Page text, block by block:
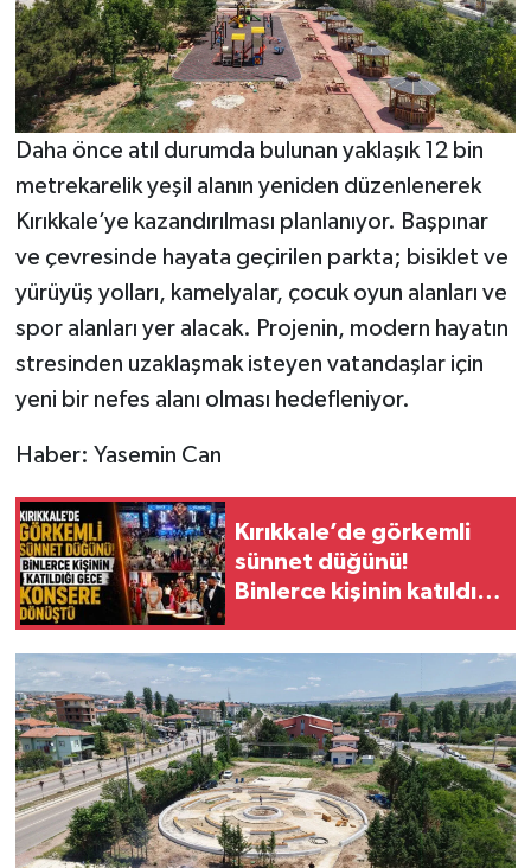
Daha önce atıl durumda bulunan yaklaşık 12 bin
metrekarelik yeşil alanın yeniden düzenlenerek
Kırıkkale’ye kazandırılması planlanıyor. Başpınar
ve çevresinde hayata geçirilen parkta; bisiklet ve
yürüyüş yolları, kamelyalar, çocuk oyun alanları ve
spor alanları yer alacak. Projenin, modern hayatın
stresinden uzaklaşmak isteyen vatandaşlar için
yeni bir nefes alanı olması hedefleniyor.
Haber: Yasemin Can
Kırıkkale’de görkemli
sünnet düğünü!
Binlerce kişinin katıldığı